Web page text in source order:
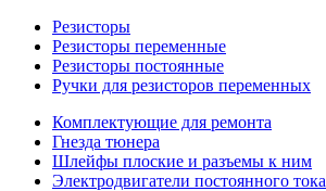
Резисторы
Резисторы переменные
Резисторы постоянные
Ручки для резисторов переменных
Комплектующие для ремонта
Гнезда тюнера
Шлейфы плоские и разъемы к ним
Электродвигатели постоянного тока